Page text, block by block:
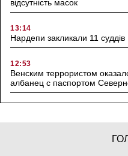
відсутність масок
13:14
Нардепи закликали 11
12:53
Венским террористом
албанец с паспортом